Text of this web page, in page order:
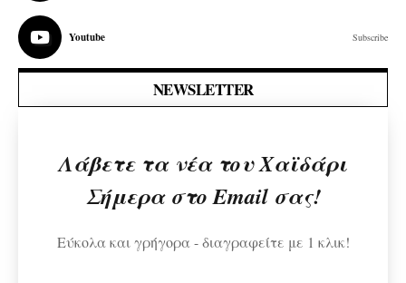
Youtube Subscribe
NEWSLETTER
Λάβετε τα νέα του Χαϊδάρι
Σήμερα στο Email σας!
Εύκολα και γρήγορα - διαγραφείτε με 1 κλικ!